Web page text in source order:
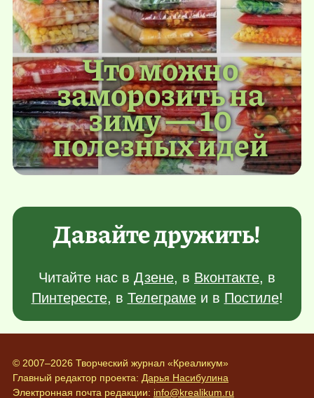
Что можно
заморозить на
зиму — 10
полезных идей
Давайте дружить!
Читайте нас в Дзене, в Вконтакте, в
Пинтересте, в Телеграмеи в Постиле!
© 2007–2026 Творческий журнал «Креаликум»
Главный редактор проекта: Дарья Насибулина
Электронная почта редакции: info@krealikum.ru